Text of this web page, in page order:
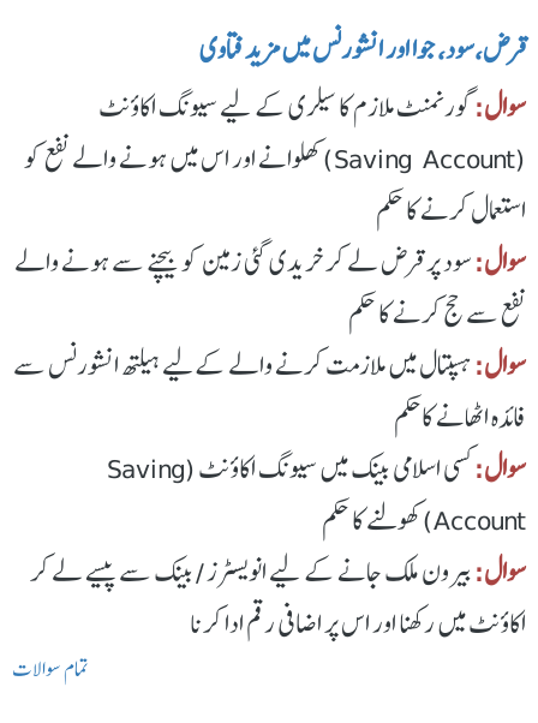
قرض،سود، جوا اور انشورنس میں مزید فتاوی
سوال:گورنمنٹ ملازم کا سیلری کے لیے سیونگ اکاؤنٹ
(Saving Account) کھلوانے اور اس میں ہونے والے نفع کو
استعمال کرنے کا حکم
سوال:سود پر قرض لے کر خریدی گئی زمین کو بیچنے سے ہونے والے
نفع سے حج کرنے کا حکم
سوال:ہسپتال میں ملازمت کرنے والے کےلیے ہیلتھ انشورنس سے
فائدہ اٹھانے کاحکم
سوال:
کسی اسلامی بینک میں سیونگ اکاؤنٹ (Saving
Account) کھولنے کا حکم
سوال:بیرون ملک جانے کے لیے انویسٹرز / بینک سے پیسے لے کر
اکاؤنٹ میں رکھنا اور اس پر اضافی رقم ادا کرنا
تمام سوالات